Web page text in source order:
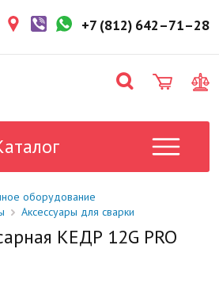
дней.
в магазин: 1-2 рабочих
отсутствует на
у менеджера.
+7 (812) 642–71–28
оборудование
Аксессуары для сварки
КЕДР 12G PRO